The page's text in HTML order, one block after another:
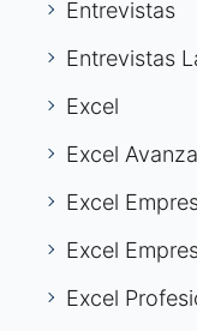
Entrevistas
Entrevistas
Excel
Excel
Excel
Excel
Excel